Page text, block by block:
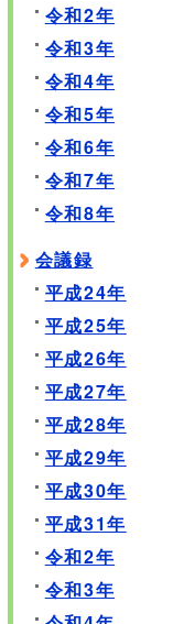
令和2年
令和3年
令和4年
令和5年
令和6年
令和7年
令和8年
会議録
平成24年
平成25年
平成26年
平成27年
平成28年
平成29年
平成30年
平成31年
令和2年
令和3年